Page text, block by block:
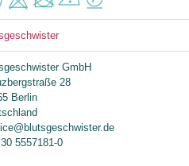
GmbH
28
Berlin
5557181-0